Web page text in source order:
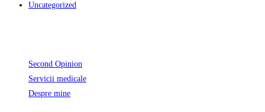
Uncategorized
Second Opinion
Servicii medicale
Despre mine